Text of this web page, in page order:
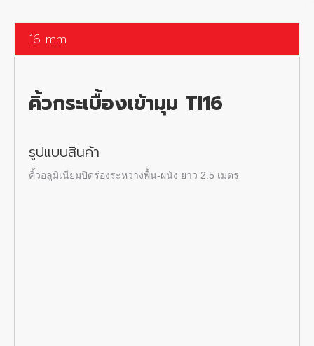
16 mm
คิ้วกระเบื้องเข้ามุม TI16
รูปแบบสินค้า
คิ้วอลูมิเนียมปิดร่องระหว่างพื้น-ผนัง ยาว 2.5 เมตร